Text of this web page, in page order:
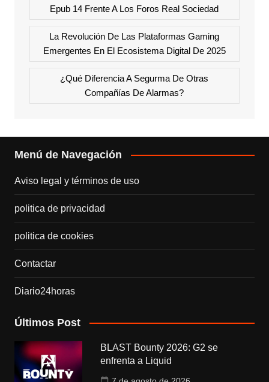
Epub 14 Frente A Los Foros Real Sociedad
La Revolución De Las Plataformas Gaming
Emergentes En El Ecosistema Digital De 2025
¿Qué Diferencia A Segurma De Otras
Compañías De Alarmas?
Menú de Navegación
Aviso legal y términos de uso
politica de privacidad
politica de cookies
Contactar
Diario24horas
Últimos Post
BLAST Bounty 2026: G2 se
enfrenta a Liquid